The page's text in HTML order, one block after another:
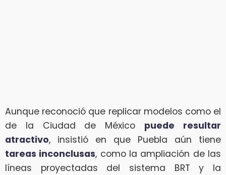
Aunque reconoció que replicar modelos como el
de la Ciudad de México puede resultar
atractivo, insistió en que Puebla aún tiene
tareas inconclusas, como la ampliación de las
líneas proyectadas del sistema BRT y la